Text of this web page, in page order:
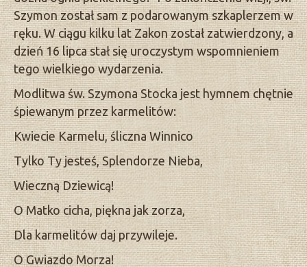
Szymon został sam z podarowanym szkaplerzem w
ręku. W ciągu kilku lat Zakon został zatwierdzony, a
dzień 16 lipca stał się uroczystym wspomnieniem
tego wielkiego wydarzenia.
Modlitwa św. Szymona Stocka jest hymnem chętnie
śpiewanym przez karmelitów:
Kwiecie Karmelu, śliczna Winnico
Tylko Ty jesteś, Splendorze Nieba,
Wieczną Dziewicą!
O Matko cicha, piękna jak zorza,
Dla karmelitów daj przywileje.
O Gwiazdo Morza!